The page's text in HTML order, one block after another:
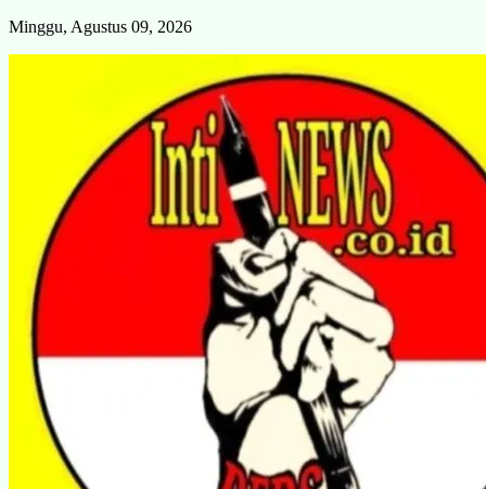
Skip
Minggu, Agustus 09, 2026